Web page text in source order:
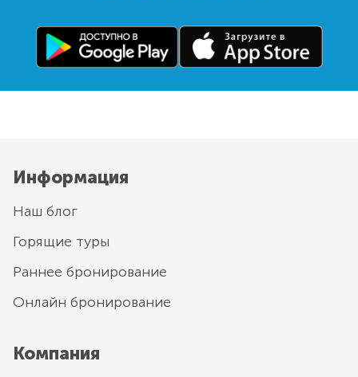
Информация
Наш блог
Горящие туры
Раннее бронирование
Онлайн бронирование
Компания